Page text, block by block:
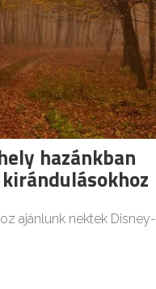
hazánkban
ajánlunk nektek